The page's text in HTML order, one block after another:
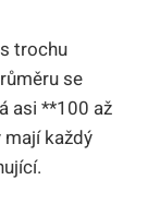
trochu
se
asi **100 až
každý